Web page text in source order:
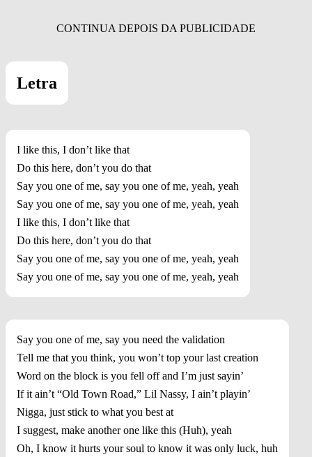
Letra
I like this, I don’t like that
Do this here, don’t you do that
Say you one of me, say you one of me, yeah, yeah
Say you one of me, say you one of me, yeah, yeah
I like this, I don’t like that
Do this here, don’t you do that
Say you one of me, say you one of me, yeah, yeah
Say you one of me, say you one of me, yeah, yeah
Say you one of me, say you need the validation
Tell me that you think, you won’t top your last creation
Word on the block is you fell off and I’m just sayin’
If it ain’t “Old Town Road,” Lil Nassy, I ain’t playin’
Nigga, just stick to what you best at
I suggest, make another one like this (Huh), yeah
Oh, I know it hurts your soul to know it was only luck, huh